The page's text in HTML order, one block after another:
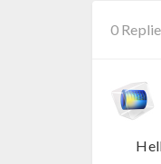
0